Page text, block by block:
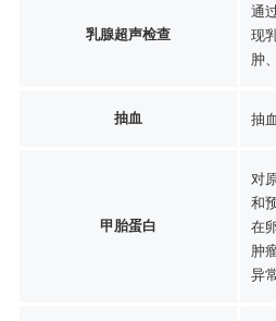
乳腺超声检查
通
现
肿
抽血 抽血
甲胎蛋白
对
和
在
肿
异